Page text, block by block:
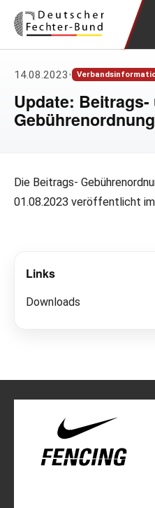
14.08.2023•
Update: Beitrags-
Gebührenordnung
Die Beitrags-
01.08.2023 veröffentlicht
Links
Downloads